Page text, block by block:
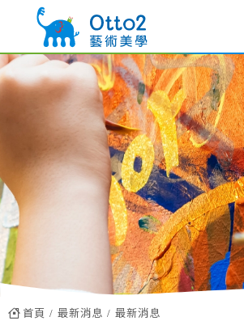
首頁 最新消息
最新消息